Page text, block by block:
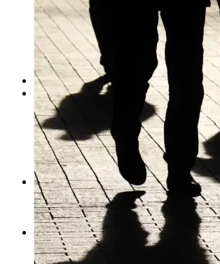
Makro İktisat
3.Sınıf
4.Sınıf
Kamu Yönetimi Bölümü
Maliye Bölümü
Fakülteler
Çalışma Odaları
Hukuk Çalışma Odaları
1.Sınıf Çalışma Odası
2.Sınıf Çalışma Odası
3.Sınıf Çalışma Odası
4.Sınıf Çalışma Odası
ARABULUCULUK Çalışma Odası
Ders Notları
HUKUK
İKTİSAT
İŞLETME
Hukuk Kültür
Telegram Grupları
YouTube